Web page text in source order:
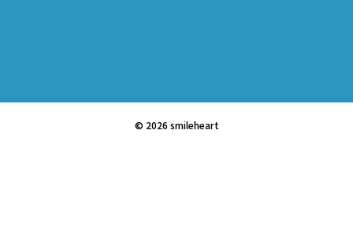
© 2026 smileheart